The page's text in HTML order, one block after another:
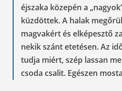
éjszaka közepén a
küzdöttek. A halak
magvakért és elképesztő
nekik szánt etetésen. Az
tudja miért, szép lassan
csoda csalit. Egészen